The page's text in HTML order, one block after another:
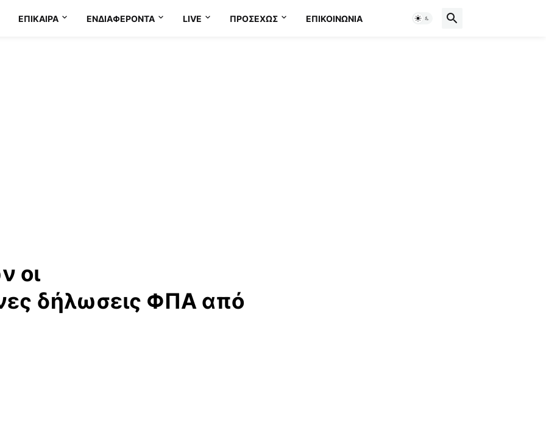
ΕΠΊΚΑΙΡΑ ΕΝΔΙΑΦΈΡΟΝΤΑ LIVE ΠΡΟΣΕΧΩΣ ΕΠΙΚΟΙΝΩΝΊΑ
οι
δήλωσεις ΦΠΑ από